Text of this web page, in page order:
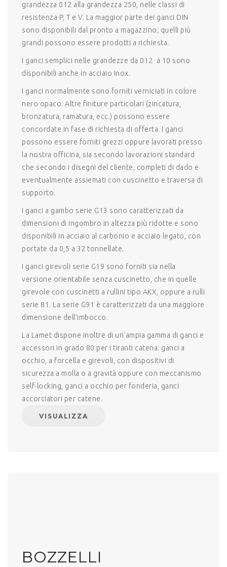
grandezza 012 alla grandezza 250, nelle classi di
resistenza P, T e V. La maggior parte dei ganci DIN
sono disponibili dal pronto a magazzino; quelli più
grandi possono essere prodotti a richiesta.
I ganci semplici nelle grandezze da 012 a 10 sono
disponibili anche in acciaio Inox.
I ganci normalmente sono forniti verniciati in colore
nero opaco. Altre finiture particolari (zincatura,
bronzatura, ramatura, ecc.) possono essere
concordate in fase di richiesta di offerta. I ganci
possono essere forniti grezzi oppure lavorati presso
la nostra officina, sia secondo lavorazioni standard
che secondo i disegni del cliente, completi di dado e
eventualmente assiemati con cuscinetto e traversa di
supporto.
I ganci a gambo serie G13 sono caratterizzati da
dimensioni di ingombro in altezza più ridotte e sono
disponibili in acciaio al carbonio e acciaio legato, con
portate da 0,5 a 32 tonnellate.
I ganci girevoli serie G19 sono forniti sia nella
versione orientabile senza cuscinetto, che in quelle
girevole con cuscinetti a rullini tipo AKX, oppure a rulli
serie 81. La serie G91 è caratterizzati da una maggiore
dimensione dell’imbocco.
La Lamet dispone inoltre di un’ampia gamma di ganci e
accessori in grado 80 per i tiranti catena: ganci a
occhio, a forcella e girevoli, con dispositivi di
sicurezza a molla o a gravità oppure con meccanismo
self-locking, ganci a occhio per fonderia, ganci
accorciatori per catene.
VISUALIZZA
BOZZELLI